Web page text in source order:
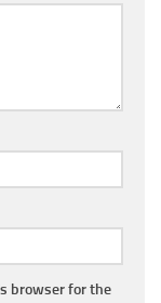
browser for the